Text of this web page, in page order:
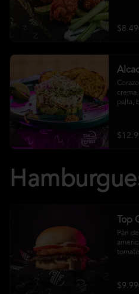
crema
palta,
Top
Pan